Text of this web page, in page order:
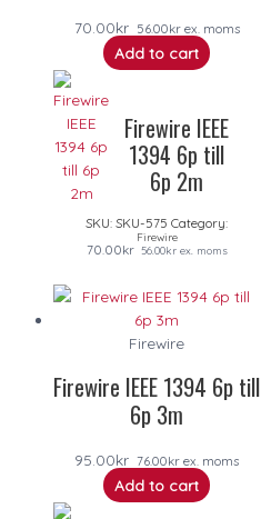
70.00kr 56.00krex. moms
Add to cart
Firewire IEEE
1394 6p till
6p 2m
SKU: SKU-575 Category:
Firewire
70.00kr 56.00krex. moms
Firewire
Firewire IEEE 1394 6p till
6p 3m
95.00kr 76.00kr ex. moms
Add to cart